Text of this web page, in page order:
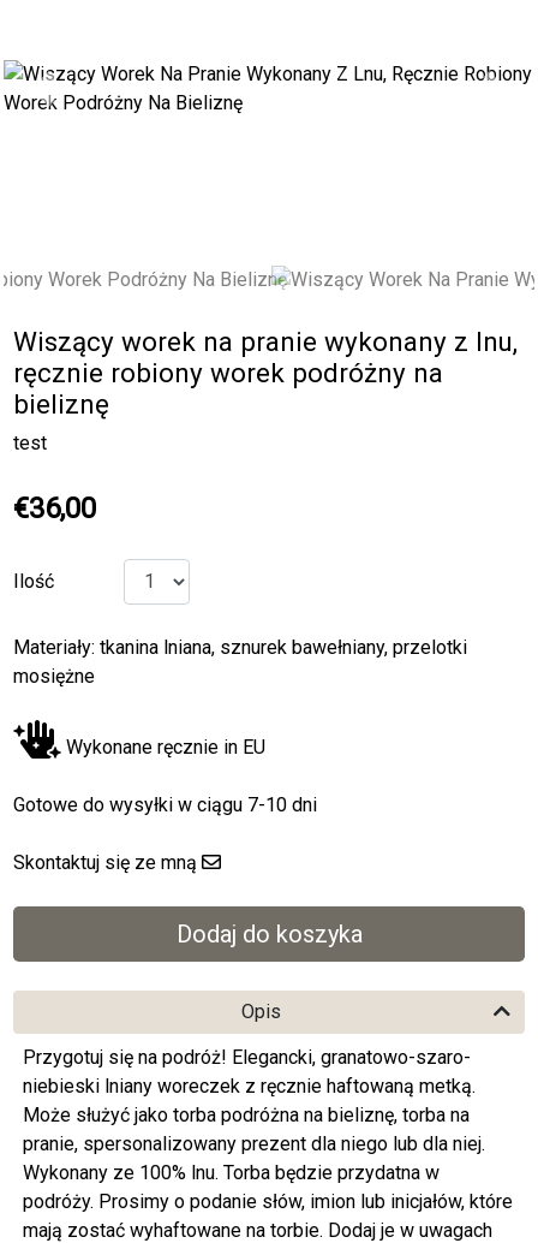
Previous
Wiszący worek na pranie wykonany z lnu,
ręcznie robiony worek podróżny na
bieliznę
test
€36,00
Ilość
Materiały: tkanina lniana, sznurek bawełniany, przelotki
mosiężne
Wykonane ręcznie in EU
Gotowe do wysyłki w ciągu 7-10 dni
Skontaktuj się ze mną
Opis
Przygotuj się na podróż! Elegancki, granatowo-szaro-
niebieski lniany woreczek z ręcznie haftowaną metką.
Może służyć jako torba podróżna na bieliznę, torba na
pranie, spersonalizowany prezent dla niego lub dla niej.
Wykonany ze 100% lnu. Torba będzie przydatna w
podróży. Prosimy o podanie słów, imion lub inicjałów, które
mają zostać wyhaftowane na torbie. Dodaj je w uwagach